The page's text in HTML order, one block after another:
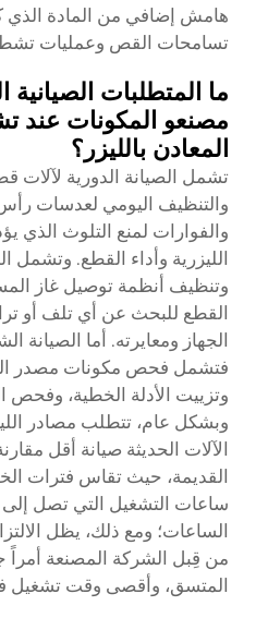
هامش إضافي من المادة الذي
تسامحات القص وعمليات
ما المتطلبات
مصنعو المكونات عند
المعادن بالليزر؟
تشمل الصيانة الدورية لآلات
والتنظيف اليومي لعدسات رأس
والفوارات لمنع التلوث الذي
الليزرية وأداء القطع. وتشمل
وتنظيف أنظمة توصيل غاز
القطع للبحث عن أي تلف أو
الجهاز ومعايرته. أما الصيانة
فتشمل فحص مكونات مصدر
وتزييت الأدلة الخطية، وفحص
وبشكل عام، تتطلب مصادر
القديمة، حيث تقاس فترات
ساعات التشغيل التي تصل
الساعات؛ ومع ذلك، يظل
من قِبل الشركة المصنعة أمراً
المتسق، وأقصى وقت تشغيل